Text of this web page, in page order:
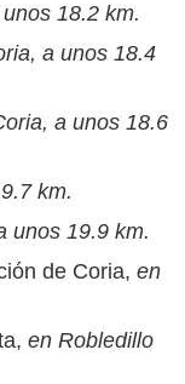
18.2 km.
a unos 18.4
a unos 18.6
km.
unos 19.9 km.
de Coria, en
en Robledillo